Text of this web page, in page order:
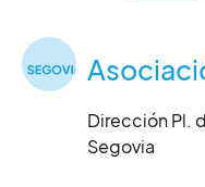
Dirección Pl.
Segovia